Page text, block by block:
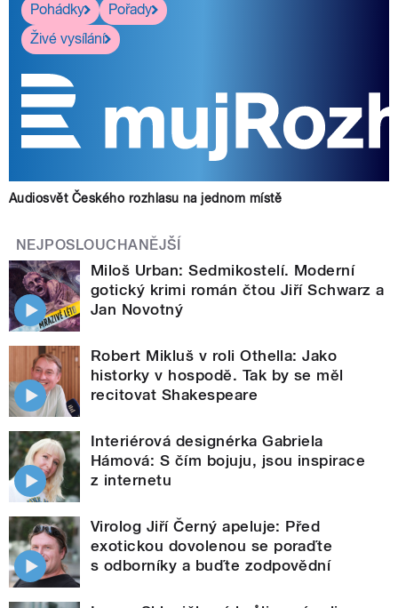
Pohádky
Pořady
Živé vysílání
Audiosvět Českého rozhlasu na jednom místě
NEJPOSLOUCHANĚJŠÍ
Miloš Urban: Sedmikostelí. Moderní
gotický krimi román čtou Jiří Schwarz a
Jan Novotný
Robert Mikluš v roli Othella: Jako
historky v hospodě. Tak by se měl
recitovat Shakespeare
Interiérová designérka Gabriela
Hámová: S čím bojuju, jsou inspirace
z internetu
Virolog Jiří Černý apeluje: Před
exotickou dovolenou se poraďte
s odborníky a buďte zodpovědní